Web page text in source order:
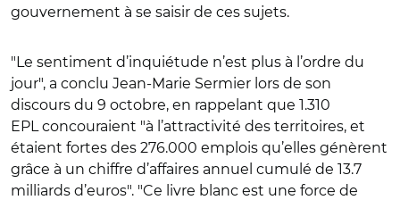
gouvernement à se saisir de ces sujets.
"Le sentiment d’inquiétude n’est plus à l’ordre du
jour", a conclu Jean-Marie Sermier lors de son
discours du 9 octobre, en rappelant que 1.310
EPL concouraient "à l’attractivité des territoires, et
étaient fortes des 276.000 emplois qu’elles génèrent
grâce à un chiffre d’affaires annuel cumulé de 13.7
milliards d’euros". "Ce livre blanc est une force de